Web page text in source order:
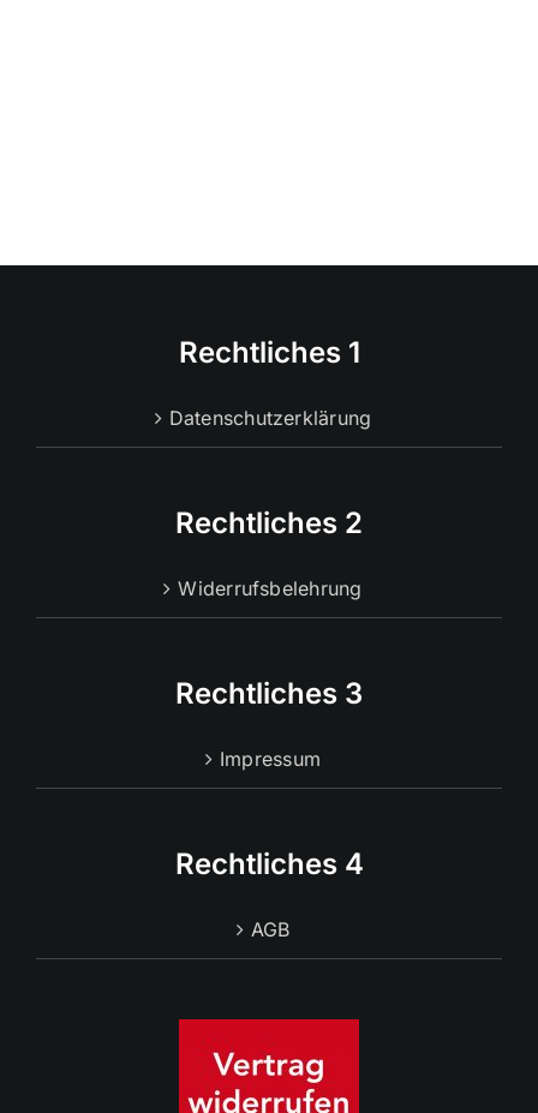
Rechtliches 1
Datenschutzerklärung
Rechtliches 2
Widerrufsbelehrung
Rechtliches 3
Impressum
Rechtliches 4
AGB